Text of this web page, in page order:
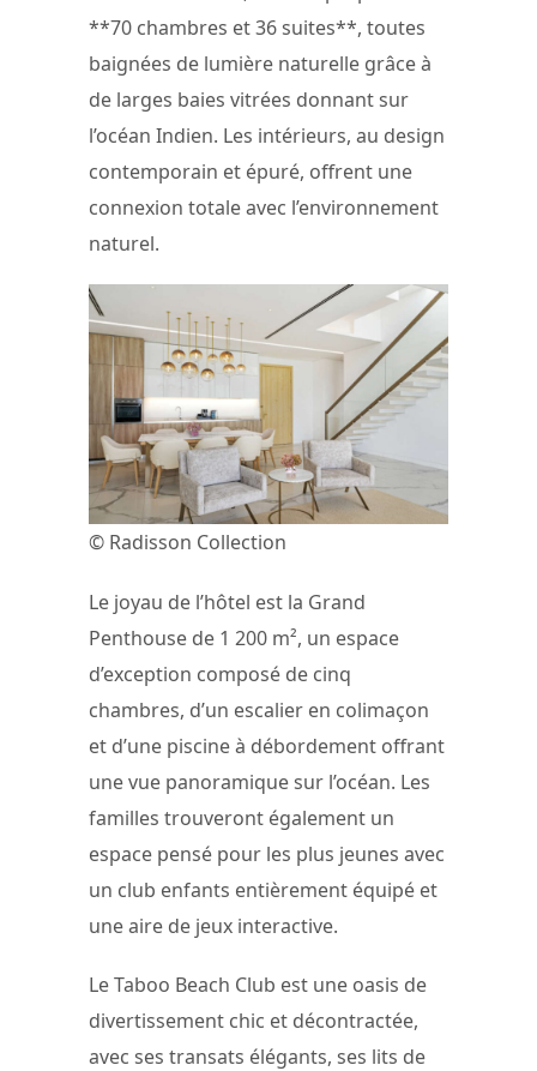
**70 chambres et 36 suites**, toutes
baignées de lumière naturelle grâce à
de larges baies vitrées donnant sur
l’océan Indien. Les intérieurs, au design
contemporain et épuré, offrent une
connexion totale avec l’environnement
naturel.
© Radisson Collection
Le joyau de l’hôtel est la Grand
Penthouse de 1 200 m², un espace
d’exception composé de cinq
chambres, d’un escalier en colimaçon
et d’une piscine à débordement offrant
une vue panoramique sur l’océan. Les
familles trouveront également un
espace pensé pour les plus jeunes avec
un club enfants entièrement équipé et
une aire de jeux interactive.
Le Taboo Beach Club est une oasis de
divertissement chic et décontractée,
avec ses transats élégants, ses lits de